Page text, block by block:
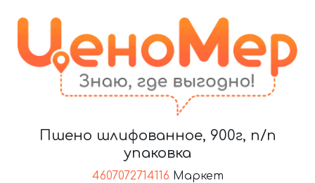
Пшено шлифованное, 900г, п/п
упаковка
4607072714116 Маркет